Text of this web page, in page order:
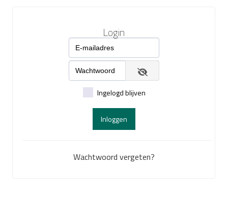
Login
Ingelogd blijven
Inloggen
Wachtwoord vergeten?